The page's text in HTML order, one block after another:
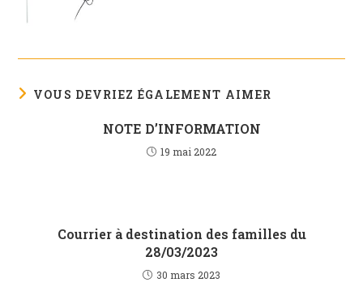
VOUS DEVRIEZ ÉGALEMENT AIMER
NOTE D’INFORMATION
19 mai 2022
Courrier à destination des familles du
28/03/2023
30 mars 2023